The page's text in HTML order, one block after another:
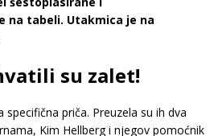
na tabeli. Utakmica je na
su zalet!
priča. Preuzela su ih dva
Kim Hellberg i njegov pomoćnik